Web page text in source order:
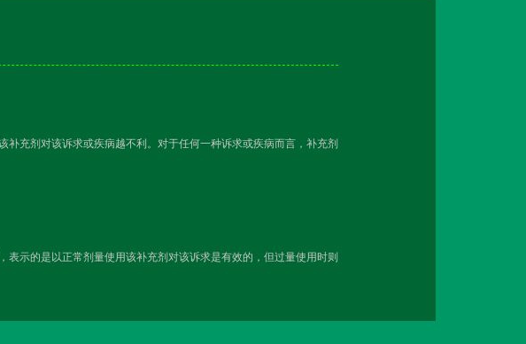
补充剂对该诉求或疾病越不利。对于任何一种诉求或疾病而言，补充剂
表示的是以正常剂量使用该补充剂对该诉求是有效的，但过量使用时则